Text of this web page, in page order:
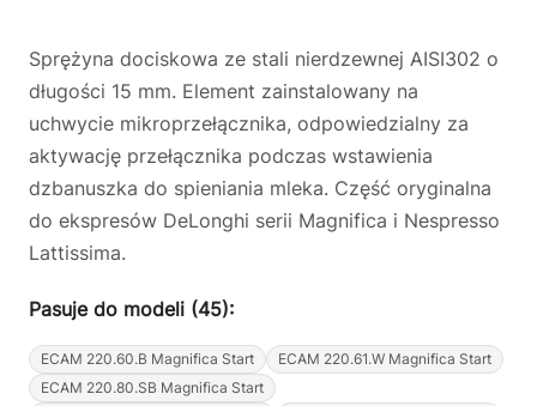
Sprężyna dociskowa ze stali nierdzewnej AISI302 o
długości 15 mm. Element zainstalowany na
uchwycie mikroprzełącznika, odpowiedzialny za
aktywację przełącznika podczas wstawienia
dzbanuszka do spieniania mleka. Część oryginalna
do ekspresów DeLonghi serii Magnifica i Nespresso
Lattissima.
Pasuje do modeli (45):
ECAM 220.60.B Magnifica Start
ECAM 220.61.W Magnifica Start
ECAM 220.80.SB Magnifica Start